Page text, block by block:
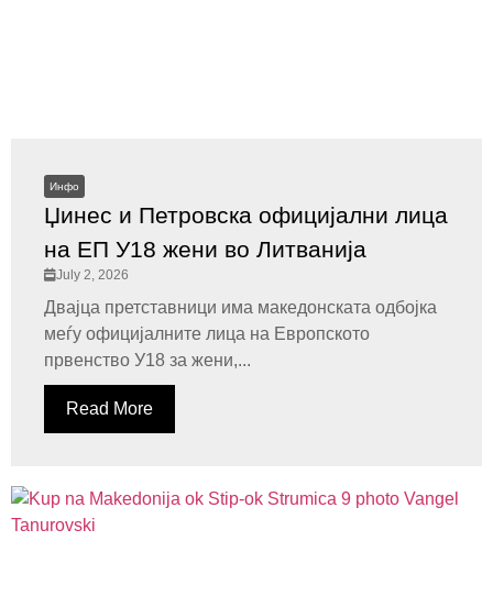
Инфо
Џинес и Петровска официјални лица
на ЕП У18 жени во Литванија
July 2, 2026
Двајца претставници има македонската одбојка
меѓу официјалните лица на Европското
првенство У18 за жени,...
Read More